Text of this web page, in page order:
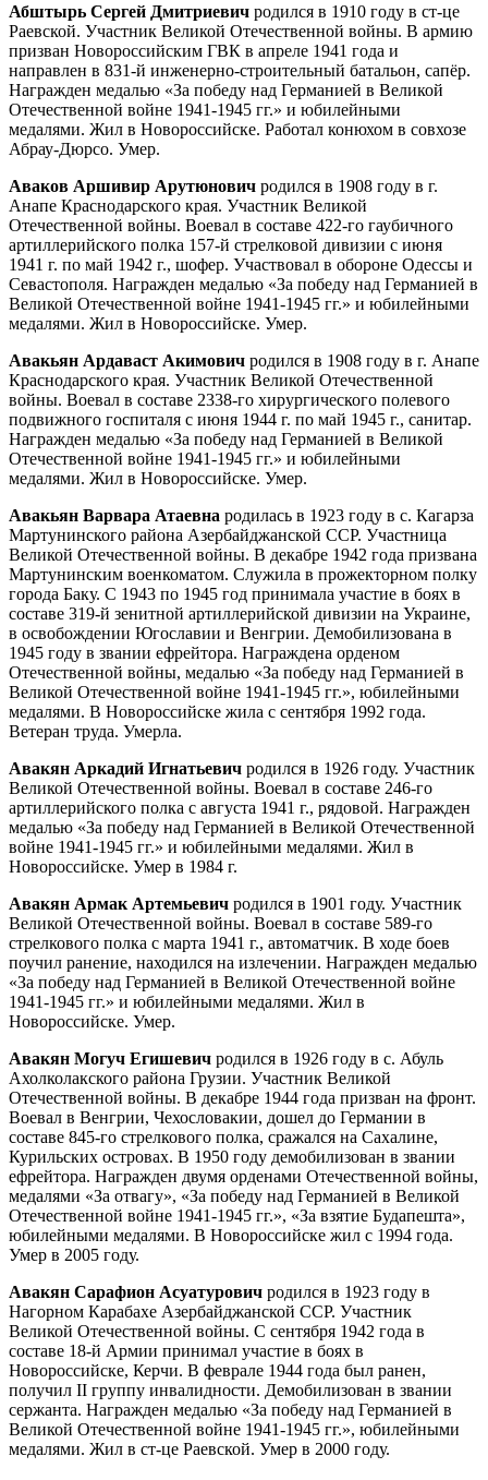
Абштырь Сергей Дмитриевич родился в 1910 году в ст-це
Раевской. Участник Великой Отечественной войны. В армию
призван Новороссийским ГВК в апреле 1941 года и
направлен в 831-й инженерно-строительный батальон, сапёр.
Награжден медалью «За победу над Германией в Великой
Отечественной войне 1941-1945 гг.» и юбилейными
медалями. Жил в Новороссийске. Работал конюхом в совхозе
Абрау-Дюрсо. Умер.
Аваков Аршивир Арутюнович родился в 1908 году в г.
Анапе Краснодарского края. Участник Великой
Отечественной войны. Воевал в составе 422-го гаубичного
артиллерийского полка 157-й стрелковой дивизии с июня
1941 г. по май 1942 г., шофер. Участвовал в обороне Одессы и
Севастополя. Награжден медалью «За победу над Германией в
Великой Отечественной войне 1941-1945 гг.» и юбилейными
медалями. Жил в Новороссийске. Умер.
Авакьян Ардаваст Акимович родился в 1908 году в г. Анапе
Краснодарского края. Участник Великой Отечественной
войны. Воевал в составе 2338-го хирургического полевого
подвижного госпиталя с июня 1944 г. по май 1945 г., санитар.
Награжден медалью «За победу над Германией в Великой
Отечественной войне 1941-1945 гг.» и юбилейными
медалями. Жил в Новороссийске. Умер.
Авакьян Варвара Атаевна родилась в 1923 году в с. Кагарза
Мартунинского района Азербайджанской ССР. Участница
Великой Отечественной войны. В декабре 1942 года призвана
Мартунинским военкоматом. Служила в прожекторном полку
города Баку. С 1943 по 1945 год принимала участие в боях в
составе 319-й зенитной артиллерийской дивизии на Украине,
в освобождении Югославии и Венгрии. Демобилизована в
1945 году в звании ефрейтора. Награждена орденом
Отечественной войны, медалью «За победу над Германией в
Великой Отечественной войне 1941-1945 гг.», юбилейными
медалями. В Новороссийске жила с сентября 1992 года.
Ветеран труда. Умерла.
Авакян Аркадий Игнатьевич родился в 1926 году. Участник
Великой Отечественной войны. Воевал в составе 246-го
артиллерийского полка с августа 1941 г., рядовой. Награжден
медалью «За победу над Германией в Великой Отечественной
войне 1941-1945 гг.» и юбилейными медалями. Жил в
Новороссийске. Умер в 1984 г.
Авакян Армак Артемьевич родился в 1901 году. Участник
Великой Отечественной войны. Воевал в составе 589-го
стрелкового полка с марта 1941 г., автоматчик. В ходе боев
поучил ранение, находился на излечении. Награжден медалью
«За победу над Германией в Великой Отечественной войне
1941-1945 гг.» и юбилейными медалями. Жил в
Новороссийске. Умер.
Авакян Могуч Егишевич родился в 1926 году в с. Абуль
Ахолколакского района Грузии. Участник Великой
Отечественной войны. В декабре 1944 года призван на фронт.
Воевал в Венгрии, Чехословакии, дошел до Германии в
составе 845-го стрелкового полка, сражался на Сахалине,
Курильских островах. В 1950 году демобилизован в звании
ефрейтора. Награжден двумя орденами Отечественной войны,
медалями «За отвагу», «За победу над Германией в Великой
Отечественной войне 1941-1945 гг.», «За взятие Будапешта»,
юбилейными медалями. В Новороссийске жил с 1994 года.
Умер в 2005 году.
Авакян Сарафион Асуатурович родился в 1923 году в
Нагорном Карабахе Азербайджанской ССР. Участник
Великой Отечественной войны. С сентября 1942 года в
составе 18-й Армии принимал участие в боях в
Новороссийске, Керчи. В феврале 1944 года был ранен,
получил II группу инвалидности. Демобилизован в звании
сержанта. Награжден медалью «За победу над Германией в
Великой Отечественной войне 1941-1945 гг.», юбилейными
медалями. Жил в ст-це Раевской. Умер в 2000 году.